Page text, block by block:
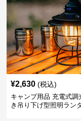
¥2,630 (税込)
キャンプ用品 充電式調
き吊り下げ型照明ラン